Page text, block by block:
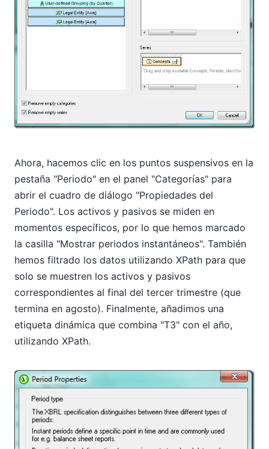
Ahora, hacemos clic en los puntos suspensivos en la
pestaña "Periodo" en el panel "Categorías" para
abrir el cuadro de diálogo "Propiedades del
Periodo". Los activos y pasivos se miden en
momentos específicos, por lo que hemos marcado
la casilla "Mostrar periodos instantáneos". También
hemos filtrado los datos utilizando XPath para que
solo se muestren los activos y pasivos
correspondientes al final del tercer trimestre (que
termina en agosto). Finalmente, añadimos una
etiqueta dinámica que combina "T3" con el año,
utilizando XPath.